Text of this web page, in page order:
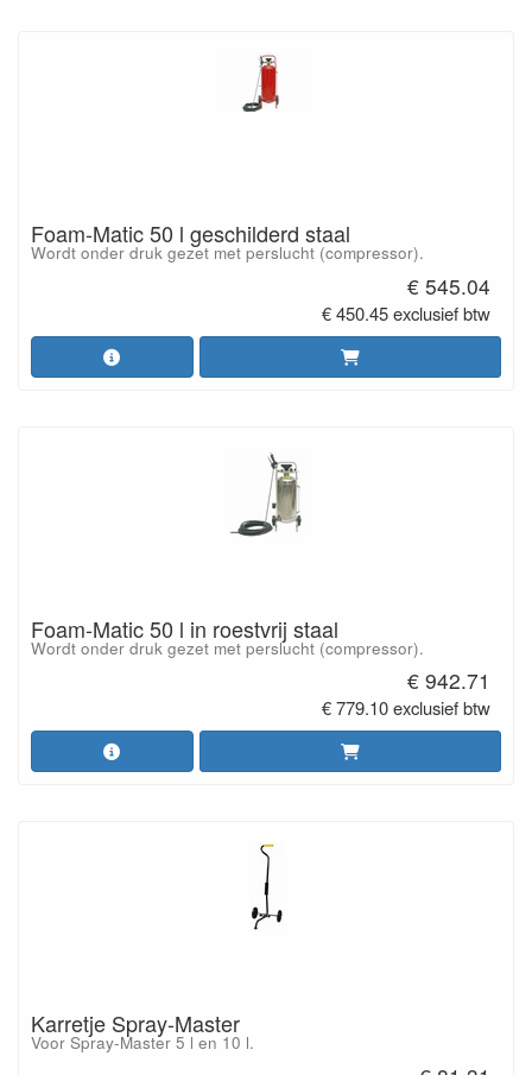
Foam-Matic 50 l geschilderd staal
Wordt onder druk gezet met perslucht (compressor).
€ 545.04
€ 450.45 exclusief btw
Foam-Matic 50 l in roestvrij staal
Wordt onder druk gezet met perslucht (compressor).
€ 942.71
€ 779.10 exclusief btw
Karretje Spray-Master
Voor Spray-Master 5 l en 10 l.